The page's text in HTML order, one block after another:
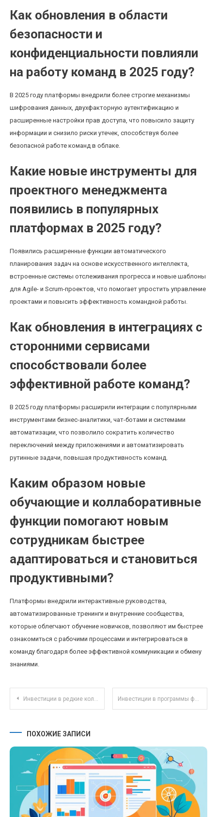
Как обновления в области
безопасности и
конфиденциальности повлияли
на работу команд в 2025 году?
В 2025 году платформы внедрили более строгие механизмы
шифрования данных, двухфакторную аутентификацию и
расширенные настройки прав доступа, что повысило защиту
информации и снизило риски утечек, способствуя более
безопасной работе команд в облаке.
Какие новые инструменты для
проектного менеджмента
появились в популярных
платформах в 2025 году?
Появились расширенные функции автоматического
планирования задач на основе искусственного интеллекта,
встроенные системы отслеживания прогресса и новые шаблоны
для Agile- и Scrum-проектов, что помогает упростить управление
проектами и повысить эффективность командной работы.
Как обновления в интеграциях с
сторонними сервисами
способствовали более
эффективной работе команд?
В 2025 году платформы расширили интеграции с популярными
инструментами бизнес-аналитики, чат-ботами и системами
автоматизации, что позволило сократить количество
переключений между приложениями и автоматизировать
рутинные задачи, повышая продуктивность команд.
Каким образом новые
обучающие и коллаборативные
функции помогают новым
сотрудникам быстрее
адаптироваться и становиться
продуктивными?
Платформы внедрили интерактивные руководства,
автоматизированные тренинги и внутренние сообщества,
которые облегчают обучение новичков, позволяют им быстрее
ознакомиться с рабочими процессами и интегрироваться в
команду благодаря более эффективной коммуникации и обмену
знаниями.
Навигация по записям
Инвестиции в редкие коллекционные автомобили: перспективы, риски и перспективный рынок Инвестиции в программы финансовой грамотности для студентов как способ долгосрочного капиталовложения
ПОХОЖИЕ ЗАПИСИ